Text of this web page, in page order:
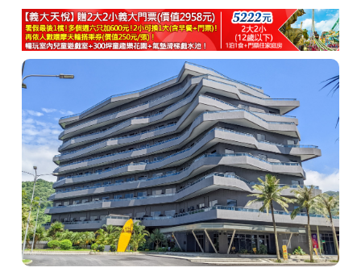
商家合作
討論區
聯絡我們
APP下載